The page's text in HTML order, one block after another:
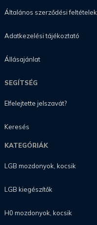
Általános szerződési feltételek
Adatkezelési tájékoztató
Állásajánlat
SEGÍTSÉG
Elfelejtette jelszavát?
Keresés
KATEGÓRIÁK
LGB mozdonyok, kocsik
LGB kiegészítők
H0 mozdonyok, kocsik